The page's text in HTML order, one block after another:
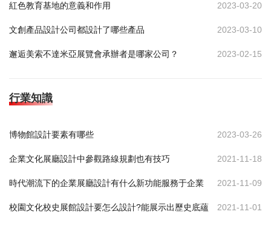
紅色教育基地的意義和作用 2023-03-20
文創產品設計公司都設計了哪些產品 2023-03-10
邂逅美索不達米亞展覽會承辦者是哪家公司？ 2023-02-15
行業知識
博物館設計要素有哪些 2023-03-26
企業文化展廳設計中參觀路線規劃也有技巧 2021-11-18
時代潮流下的企業展廳設計有什么新功能服務于企業 2021-11-09
校園文化校史展館設計要怎么設計?能展示出歷史底蘊 2021-11-01